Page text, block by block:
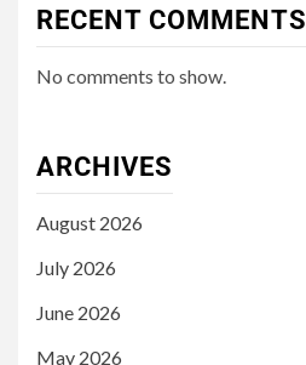
RECENT COMMENTS
No comments to show.
ARCHIVES
August 2026
July 2026
June 2026
May 2026